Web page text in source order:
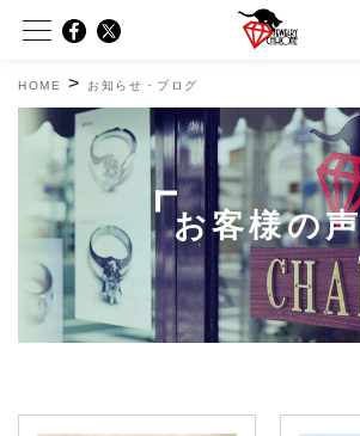
HOME > お知らせ・ブログ
お客様の声